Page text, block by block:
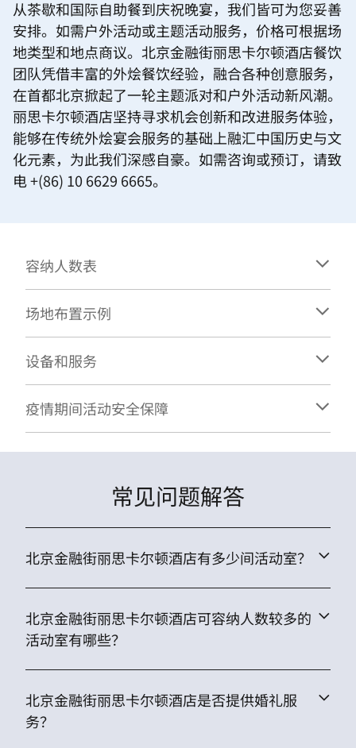
从茶歇和国际自助餐到庆祝晚宴，我们皆可为您妥善
安排。如需户外活动或主题活动服务，价格可根据场
地类型和地点商议。北京金融街丽思卡尔顿酒店餐饮
团队凭借丰富的外烩餐饮经验，融合各种创意服务，
在首都北京掀起了一轮主题派对和户外活动新风潮。
丽思卡尔顿酒店坚持寻求机会创新和改进服务体验，
能够在传统外烩宴会服务的基础上融汇中国历史与文
化元素，为此我们深感自豪。如需咨询或预订，请致
电 +(86) 10 6629 6665。
容纳人数表
场地布置示例
设备和服务
疫情期间活动安全保障
常见问题解答
北京金融街丽思卡尔顿酒店有多少间活动室？
北京金融街丽思卡尔顿酒店可容纳人数较多的
活动室有哪些？
北京金融街丽思卡尔顿酒店是否提供婚礼服
务？